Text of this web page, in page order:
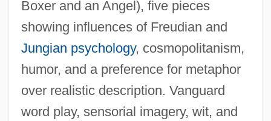
Boxer and an Angel), five pieces
showing influences of Freudian and
Jungian psychology, cosmopolitanism,
humor, and a preference for metaphor
over realistic description. Vanguard
word play, sensorial imagery, wit, and